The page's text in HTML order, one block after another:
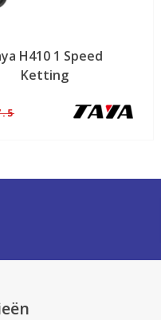
H410 1 Speed
Ketting